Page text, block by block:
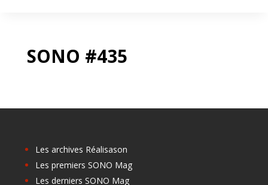
SONO #435
Les archives Réalisason
Les premiers SONO Mag
Les derniers SONO Mag